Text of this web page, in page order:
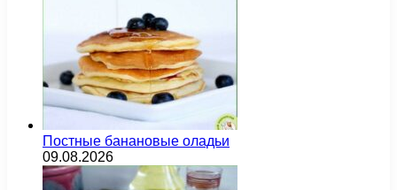
Постные банановые оладьи
09.08.2026